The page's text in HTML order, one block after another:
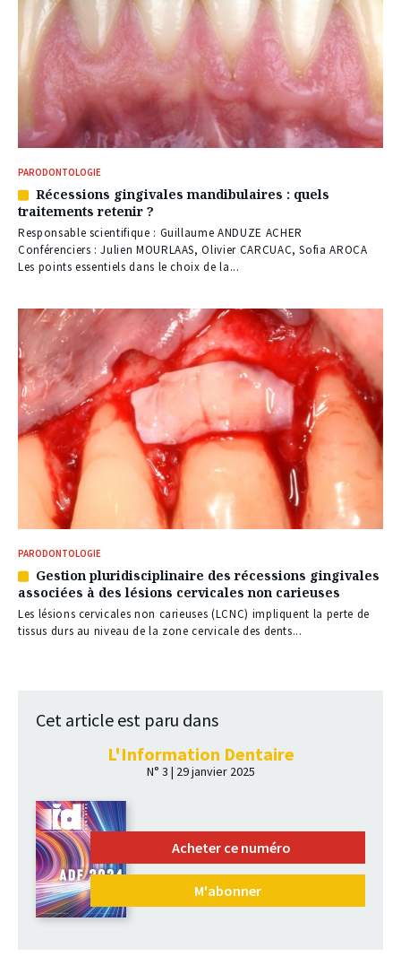
PARODONTOLOGIE
Article
réservé
à
nos
abonnés
Récessions gingivales mandibulaires : quels
traitements retenir ?
Responsable scientifique : Guillaume ANDUZE ACHER
Conférenciers : Julien MOURLAAS, Olivier CARCUAC, Sofia AROCA
Les points essentiels dans le choix de la...
PARODONTOLOGIE
Article
réservé
à
nos
Gestion pluridisciplinaire des récessions gingivales
associées à des lésions cervicales non carieuses
Les lésions cervicales non carieuses (LCNC) impliquent la perte de
tissus durs au niveau de la zone cervicale des dents...
Cet article est paru dans
L'Information Dentaire
N° 3 | 29 janvier 2025
Acheter ce numéro
M'abonner